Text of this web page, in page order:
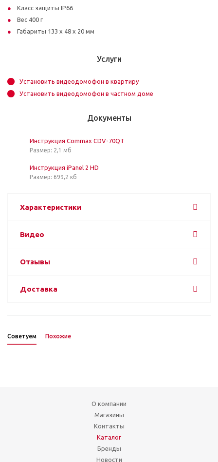
Класс защиты IP66
Вес 400 г
Габариты 133 х 48 х 20 мм
Услуги
Установить видеодомофон в квартиру
Установить видеодомофон в частном доме
Документы
Инструкция Commax CDV-70QT
Размер: 2,1 мб
Инструкция iPanel 2 HD
Размер: 699,2 кб
Характеристики
Видео
Отзывы
Доставка
Советуем Похожие
О компании
Магазины
Контакты
Каталог
Бренды
Новости